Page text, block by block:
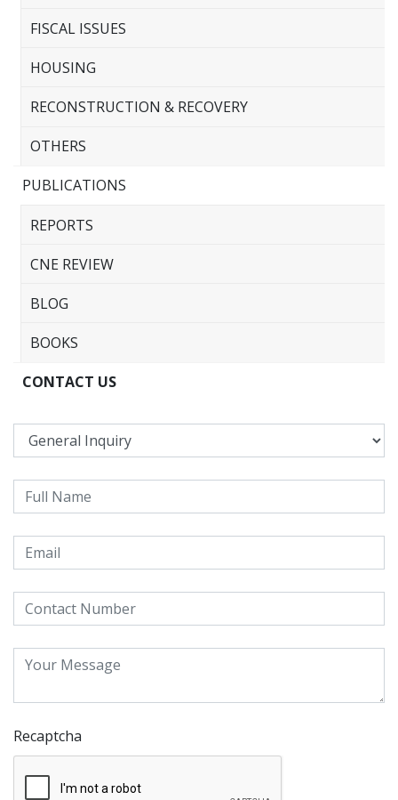
FISCAL ISSUES
HOUSING
RECONSTRUCTION & RECOVERY
OTHERS
PUBLICATIONS
REPORTS
CNE REVIEW
BLOG
BOOKS
CONTACT US
Recaptcha